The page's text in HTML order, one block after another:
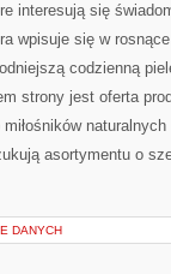
interesują się
wpisuje się w
codzienną
strony jest oferta
asortymentu o
DANYCH